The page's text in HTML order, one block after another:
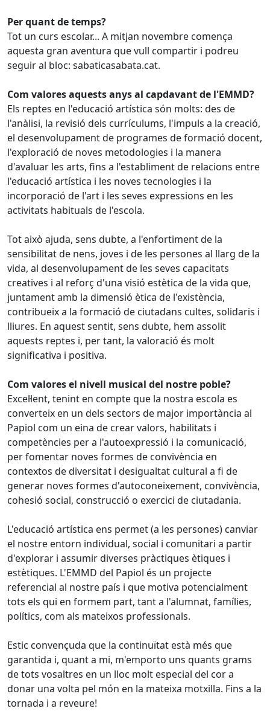
Per quant de temps?
Tot un curs escolar... A mitjan novembre comença
aquesta gran aventura que vull compartir i podreu
seguir al bloc: sabaticasabata.cat.
Com valores aquests anys al capdavant de l'EMMD?
Els reptes en l'educació artística són molts: des de
l'anàlisi, la revisió dels currículums, l'impuls a la creació,
el desenvolupament de programes de formació docent,
l'exploració de noves metodologies i la manera
d'avaluar les arts, fins a l'establiment de relacions entre
l'educació artística i les noves tecnologies i la
incorporació de l'art i les seves expressions en les
activitats habituals de l'escola.
Tot això ajuda, sens dubte, a l'enfortiment de la
sensibilitat de nens, joves i de les persones al llarg de la
vida, al desenvolupament de les seves capacitats
creatives i al reforç d'una visió estètica de la vida que,
juntament amb la dimensió ètica de l'existència,
contribueix a la formació de ciutadans cultes, solidaris i
lliures. En aquest sentit, sens dubte, hem assolit
aquests reptes i, per tant, la valoració és molt
significativa i positiva.
Com valores el nivell musical del nostre poble?
Excel·lent, tenint en compte que la nostra escola es
converteix en un dels sectors de major importància al
Papiol com un eina de crear valors, habilitats i
competències per a l'autoexpressió i la comunicació,
per fomentar noves formes de convivència en
contextos de diversitat i desigualtat cultural a fi de
generar noves formes d'autoconeixement, convivència,
cohesió social, construcció o exercici de ciutadania.
L'educació artística ens permet (a les persones) canviar
el nostre entorn individual, social i comunitari a partir
d'explorar i assumir diverses pràctiques ètiques i
estètiques. L'EMMD del Papiol és un projecte
referencial al nostre país i que motiva potencialment
tots els qui en formem part, tant a l'alumnat, famílies,
polítics, com als mateixos professionals.
Estic convençuda que la continuïtat està més que
garantida i, quant a mi, m'emporto uns quants grams
de tots vosaltres en un lloc molt especial del cor a
donar una volta pel món en la mateixa motxilla. Fins a la
tornada i a reveure!